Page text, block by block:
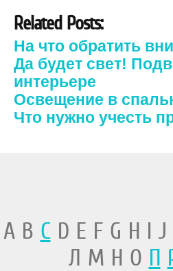
Related Posts:
На что обратить
Да будет свет!
интерьере
Освещение в
Что нужно учесть
A B CD E F G H I
Л М Н О П